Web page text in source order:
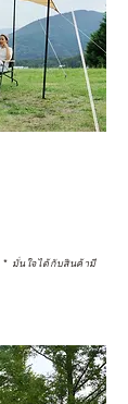
* มั่นใจได้กับสินค้ามี